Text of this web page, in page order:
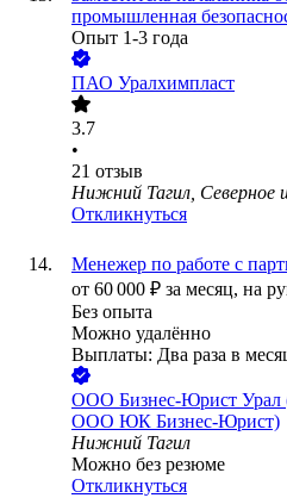
промышленная
Опыт 1-3 года
ПАО Уралхимпласт
3.7
•
21 отзыв
Нижний Тагил, Северное
Откликнуться
Менежер по работе с
от 60 000 ₽ за месяц, на
Без опыта
Можно удалённо
Выплаты: Два раза в
ООО Бизнес-Юрист
ООО ЮК Бизнес-Юрист)
Нижний Тагил
Можно без резюме
Откликнуться